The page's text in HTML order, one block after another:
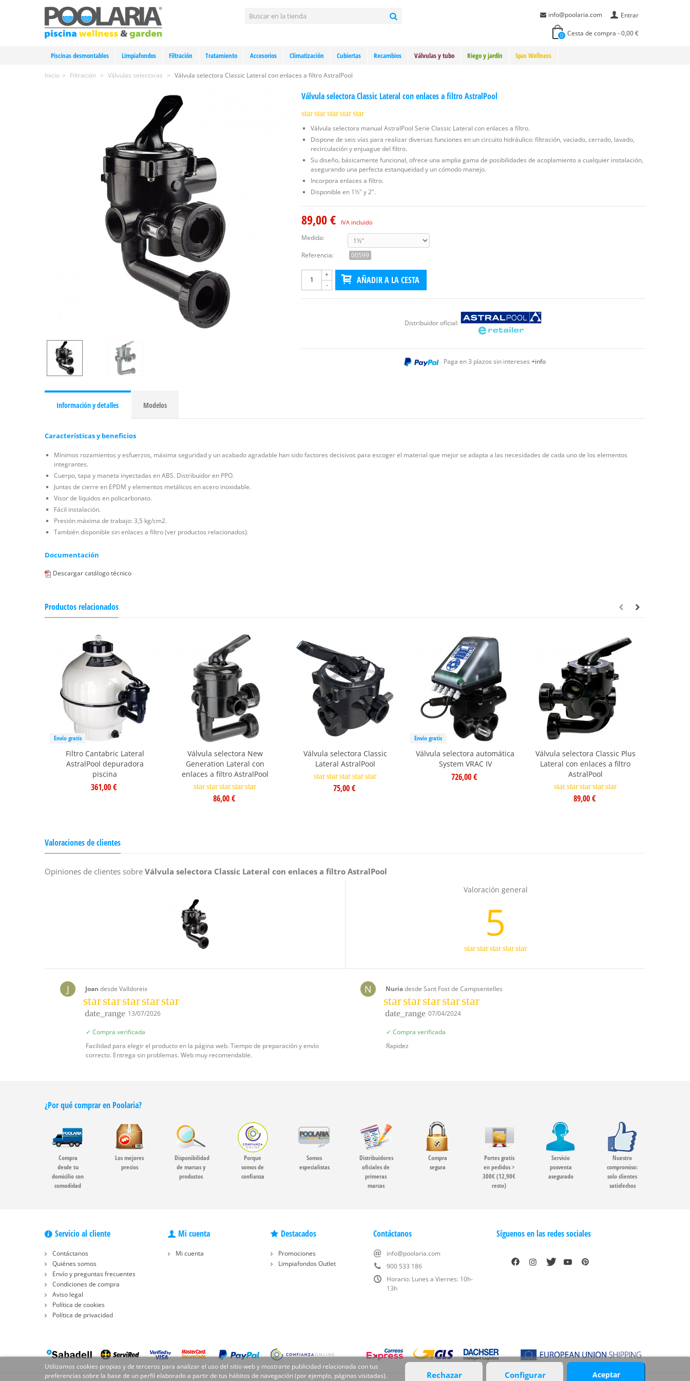
Entrar
info@poolaria.com
0 Cesta de compra -0,00 €
Piscinas desmontables Limpiafondos Filtración Tratamiento Accesorios Climatización Cubiertas Recambios Válvulas y tubo Riego y jardín Spas Wellness
Inicio > Filtración > Válvulas selectoras > Válvula selectora Classic Lateral con enlaces a filtro AstralPool
Válvula selectora Classic Lateral con enlaces a filtro AstralPool
starstarstarstarstar
Válvula selectora manual AstralPool Serie Classic Lateral con enlaces a filtro.
Dispone de seis vías para realizar diversas funciones en un circuito hidráulico: filtración, vaciado, cerrado, lavado,
recirculación y enjuague del filtro.
Su diseño, básicamente funcional, ofrece una amplia gama de posibilidades de acoplamiento a cualquier instalación,
asegurando una perfecta estanqueidad y un cómodo manejo.
Incorpora enlaces a filtro.
Disponible en 1½" y 2".
89,00 € IVA incluido
Medida:
Referencia:
00599
-
+ AÑADIR A LA CESTA
Distribuidor oficial:
Paga en 3 plazos sin intereses +info
Información y detalles Modelos
Características y beneficios
Mínimos rozamientos y esfuerzos, máxima seguridad y un acabado agradable han sido factores decisivos para escoger el material que mejor se adapta a las necesidades de cada uno de los elementos
integrantes.
Cuerpo, tapa y maneta inyectadas en ABS. Distribuidor en PPO.
Juntas de cierre en EPDM y elementos metálicos en acero inoxidable.
Visor de líquidos en policarbonato.
Fácil instalación.
Presión máxima de trabajo: 3,5 kg/cm2.
También disponible sin enlaces a filtro (ver productos relacionados).
Documentación
Descargar catálogo técnico
Productos relacionados
Envío gratis
Filtro Cantabric Lateral
AstralPool depuradora
piscina
361,00 €
Válvula selectora New
Generation Lateral con
enlaces a filtro AstralPool
starstarstarstarstar
86,00 €
Válvula selectora Classic
Lateral AstralPool
starstarstarstarstar
75,00 €
Envío gratis
Válvula selectora automática
System VRAC IV
726,00 €
Válvula selectora Classic Plus
Lateral con enlaces a filtro
AstralPool
starstarstarstarstar
89,00 €
Valoraciones de clientes
Opiniones de clientes sobre Válvula selectora Classic Lateral con enlaces a filtro AstralPool
Valoración general
5
starstarstarstarstar
J Joan desde Valldoreix
starstarstarstarstar
date_range 13/07/2026
✓ Compra verificada
Facilidad para elegir el producto en la página web. Tiempo de preparación y envío
correcto. Entrega sin problemas. Web muy recomendable.
N Nuriadesde Sant Fost de Campsentelles
starstarstarstarstar
date_range 07/04/2024
✓ Compra verificada
Rapidez
¿Por qué comprar en Poolaria?
Compra
desde tu
domicilio con
comodidad
Los mejores
precios
Disponibilidad
de marcas y
productos
Porque
somos de
confianza
Somos
especialistas
Distribuidores
oficiales de
primeras
marcas
Compra
segura
Portes gratis
en pedidos >
300€ (12,90€
resto)
Servicio
posventa
asegurado
Nuestro
compromiso:
solo clientes
satisfechos
Servicio al cliente
Contáctanos
Quiénes somos
Envío y preguntas frecuentes
Condiciones de compra
Aviso legal
Política de cookies
Política de privacidad
Mi cuenta
Mi cuenta
Destacados
Promociones
Limpiafondos Outlet
Contáctanos
info@poolaria.com
900 533 186
Horario: Lunes a Viernes: 10h-
13h
Síguenos en las redes sociales
Utilizamos cookies propias y de terceros para analizar el uso del sitio web y mostrarte publicidad relacionada con tus
preferencias sobre la base de un perfil elaborado a partir de tus hábitos de navegación (por ejemplo, páginas visitadas).
Rechazar Configurar Aceptar